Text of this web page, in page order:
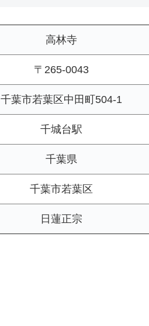
高林寺
〒265-0043
千葉市若葉区中田町504-1
千城台駅
千葉県
千葉市若葉区
日蓮正宗